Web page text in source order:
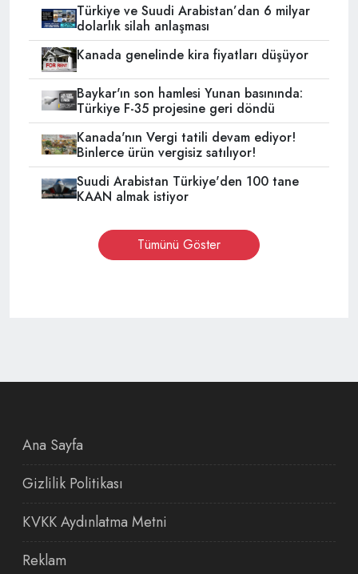
Türkiye ve Suudi Arabistan’dan 6 milyar
dolarlık silah anlaşması
Kanada genelinde kira fiyatları düşüyor
Baykar'ın son hamlesi Yunan basınında:
Türkiye F-35 projesine geri döndü
Kanada'nın Vergi tatili devam ediyor!
Binlerce ürün vergisiz satılıyor!
Suudi Arabistan Türkiye'den 100 tane
KAAN almak istiyor
Tümünü Göster
Ana Sayfa
Gizlilik Politikası
KVKK Aydınlatma Metni
Reklam